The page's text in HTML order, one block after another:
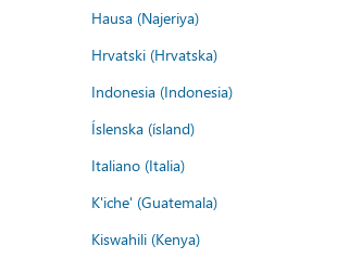
Hausa (Najeriya)
Hrvatski (Hrvatska)
Indonesia (Indonesia)
Íslenska (ísland)
Italiano (Italia)
K'iche' (Guatemala)
Kiswahili (Kenya)